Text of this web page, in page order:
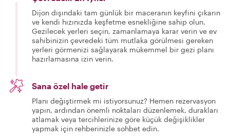
Dijon dışındaki tam günlük bir maceranın keyfini çıkarın
ve kendi hızınızda keşfetme esnekliğine sahip olun.
Gezilecek yerleri seçin, zamanlamaya karar verin ve ev
sahibinizin çevredeki tüm mutlaka görülmesi gereken
yerleri görmenizi sağlayarak mükemmel bir gezi planı
hazırlamasına izin verin.
Sana özel hale getir
Planı değiştirmek mi istiyorsunuz? Hemen rezervasyon
yapın, ardından önemli noktaları düzenlemek, durakları
atlamak veya tercihlerinize göre küçük değişiklikler
yapmak için rehberinizle sohbet edin.